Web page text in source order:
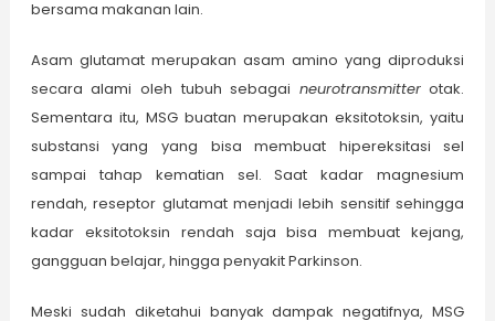
bersama makanan lain.
Asam glutamat merupakan asam amino yang diproduksi
secara alami oleh tubuh sebagai neurotransmitterotak.
Sementara itu, MSG buatan merupakan eksitotoksin, yaitu
substansi yang yang bisa membuat hipereksitasi sel
sampai tahap kematian sel. Saat kadar magnesium
rendah, reseptor glutamat menjadi lebih sensitif sehingga
kadar eksitotoksin rendah saja bisa membuat kejang,
gangguan belajar, hingga penyakit Parkinson.
Meski sudah diketahui banyak dampak negatifnya, MSG